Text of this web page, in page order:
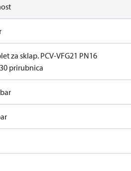
za sklap. PCV-VFG21 PN16
prirubnica